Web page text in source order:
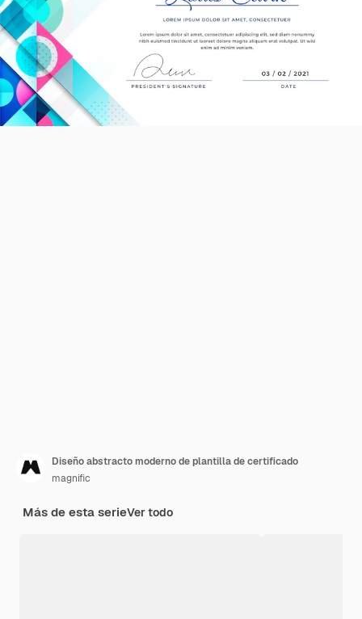
Diseño abstracto moderno de plantilla de certificado
magnific
Más de esta serieVer todo